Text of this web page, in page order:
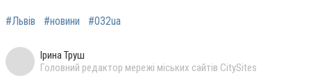
#Львів #новини #032ua
Ірина Труш
Головний редактор мережі міських сайтів CitySites